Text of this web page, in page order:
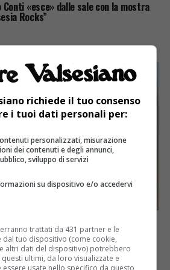
Conti «esce» dalle sale con la mostra
Rocks”
al Museo”, un
avvicinare i bimbi
richiede il tuo consenso
i tuoi dati personali per:
personalizzati, misurazione
dei contenuti e degli annunci,
sviluppo di servizi
su dispositivo e/o accedervi
trattati da 431 partner e le
tuo dispositivo (come cookie,
altri dati del dispositivo) potrebbero
ultimi, da loro visualizzate e
usate nello specifico da questo